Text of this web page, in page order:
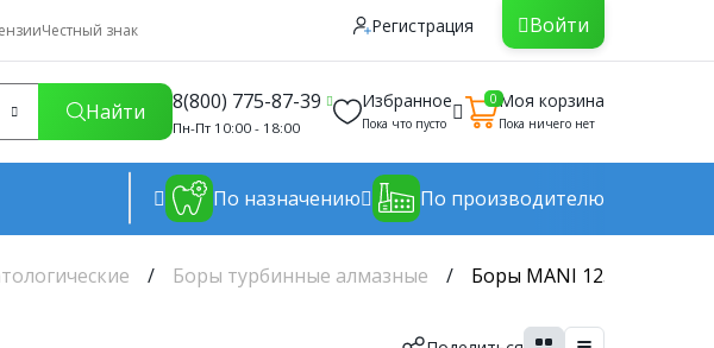
Честный знак Регистрация Войти
Найти 8(800) 775-87-39
Пн-Пт 10:00 - 18:00
Избранное
Пока что пусто
0Моя корзина
Пока ничего нет
По назначению По производителю
Боры турбинные алмазные Боры MANI 125-150 мкрн